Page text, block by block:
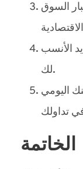
السوق
الأنسب
لك.
اليومي
الخاتمة